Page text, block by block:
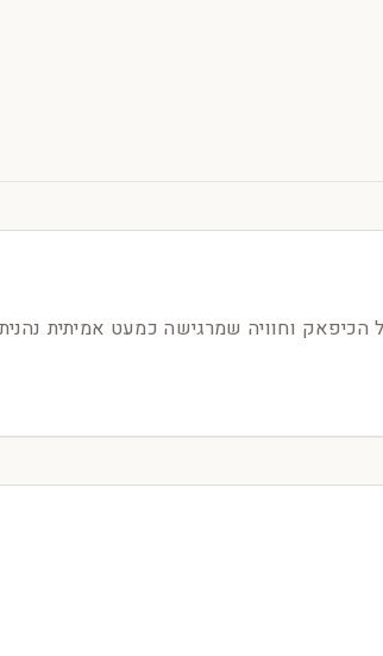
הכיפאק וחוויה שמרגישה כמעט אמיתית